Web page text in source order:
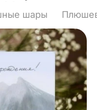
шары